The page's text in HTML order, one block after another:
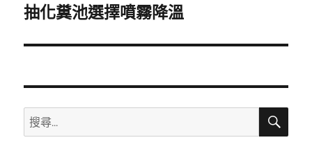
一
文
抽化糞池選擇噴霧降溫
搜
尋
搜